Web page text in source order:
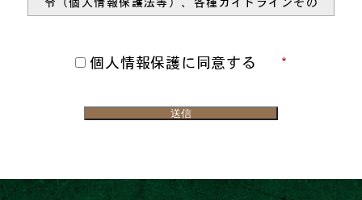
査等の実施
令その他の規範を遵守するとともに、本個人情報
個人情報の保護と利用
及び利用範囲をあらかじめ通知し、またはホーム
的の範囲を超える場合には、法令等に定める場合
個人情報保護に同意する